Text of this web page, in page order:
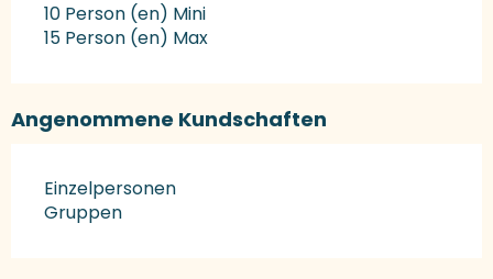
10 Person (en) Mini
15 Person (en) Max
Angenommene Kundschaften
Einzelpersonen
Gruppen